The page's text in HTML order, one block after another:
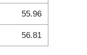
55.96
56.81